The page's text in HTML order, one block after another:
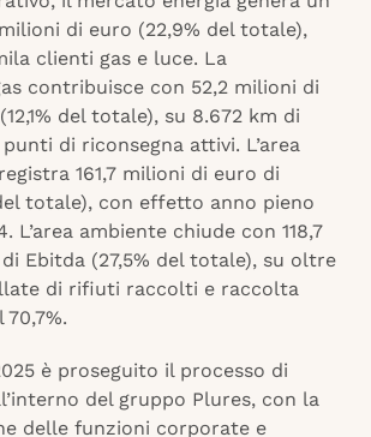
di euro (22,9% del totale),
clienti gas e luce. La
contribuisce con 52,2 milioni di
del totale), su 8.672 km di
di riconsegna attivi. L’area
161,7 milioni di euro di
totale), con effetto anno pieno
L’area ambiente chiude con 118,7
Ebitda (27,5% del totale), su oltre
di rifiuti raccolti e raccolta
è proseguito il processo di
del gruppo Plures, con la
delle funzioni corporate e